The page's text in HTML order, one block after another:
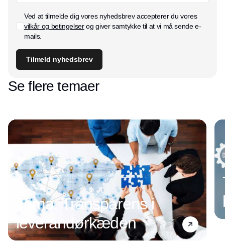
Ved at tilmelde dig vores nyhedsbrev accepterer du vores
vilkår og betingelserog giver samtykke til at vi må sende e-
mails.
Tilmeld nyhedsbrev
Se flere temaer
Tema: Transparens i
leverandørkæden